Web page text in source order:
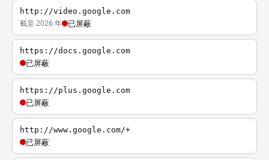
http://video.google.com
截至 2026 年 已屏蔽
https://docs.google.com
已屏蔽
https://plus.google.com
已屏蔽
http://www.google.com/+
已屏蔽